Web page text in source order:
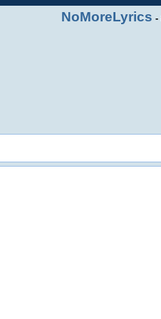
NoMoreLyrics